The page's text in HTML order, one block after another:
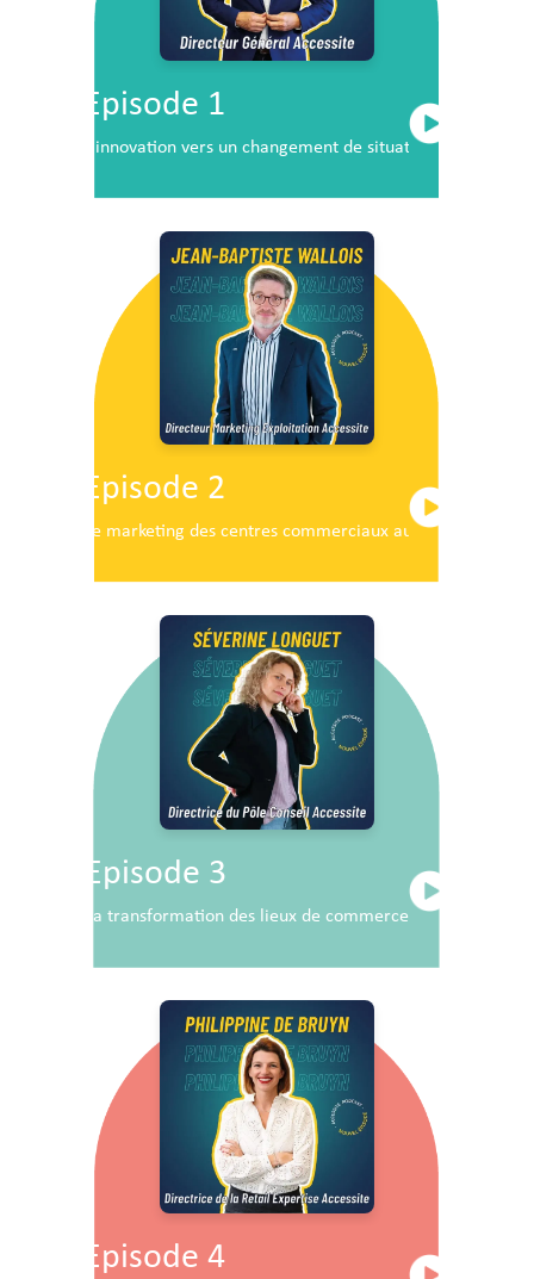
Episode 1
L’innovation vers un changement de situation
Episode 2
Le marketing des centres commerciaux au service du
Episode 3
La transformation des lieux de commerce
Episode 4